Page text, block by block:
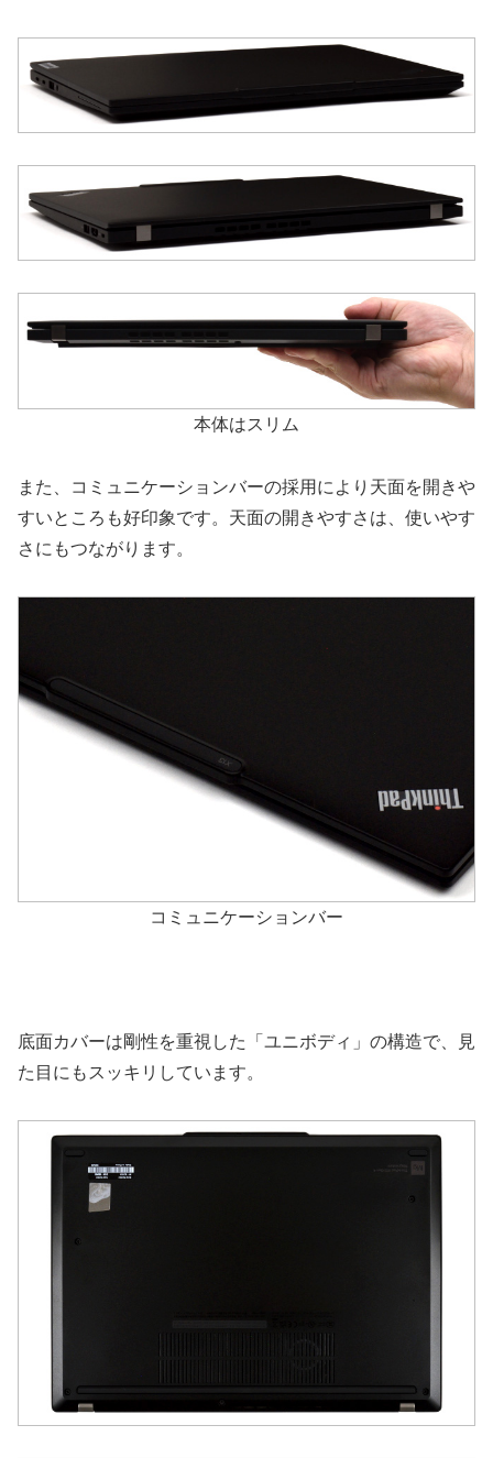
本体はスリム
また、コミュニケーションバーの採用により天面を開きや
すいところも好印象です。天面の開きやすさは、使いやす
さにもつながります。
コミュニケーションバー
底面カバーは剛性を重視した「ユニボディ」の構造で、見
た目にもスッキリしています。